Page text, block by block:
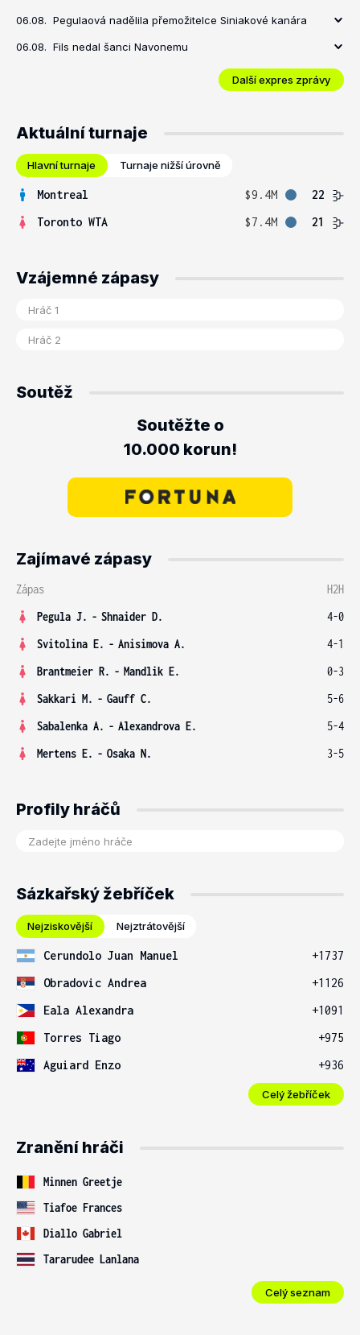
06.08. Pegulaová nadělila přemožitelce Siniakové kanára
06.08. Fils nedal šanci Navonemu
Další expres zprávy
Aktuální turnaje
Hlavní turnaje Turnaje nižší úrovně
Montreal $9.4M
22
Toronto WTA
$7.4M 21
Vzájemné zápasy
Soutěž
Soutěžte o
10.000 korun!
Zajímavé zápasy
Zápas
H2H
Pegula J. - Shnaider D.
4-0
Svitolina E. - Anisimova A.
4-1
Brantmeier R. - Mandlik E.
0-3
Sakkari M. - Gauff C.
5-6
Sabalenka A. - Alexandrova E.
5-4
Mertens E. - Osaka N. 3-5
Profily hráčů
Sázkařský žebříček
Nejziskovější Nejztrátovější
Cerundolo Juan Manuel
+1737
Obradovic Andrea
+1126
Eala Alexandra
+1091
Torres Tiago
+975
Aguiard Enzo
+936
Celý žebříček
Zranění hráči
Minnen Greetje
Tiafoe Frances
Diallo Gabriel
Tararudee Lanlana
Celý seznam